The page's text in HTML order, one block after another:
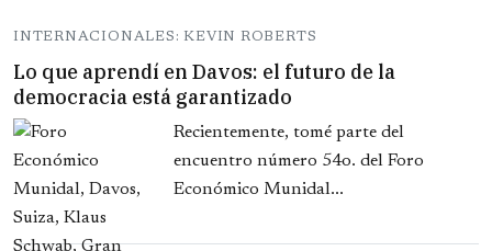
INTERNACIONALES: KEVIN ROBERTS
Lo que aprendí en Davos: el futuro de la
democracia está garantizado
Recientemente, tomé parte del
encuentro número 54o. del Foro
Económico Munidal...